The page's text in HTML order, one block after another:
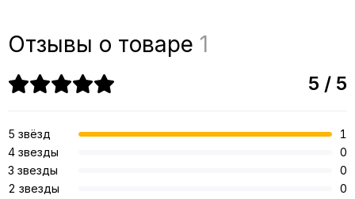
Отзывы о товаре 1
5 / 5
5 звёзд
1
4 звезды
0
3 звезды
0
2 звезды
0